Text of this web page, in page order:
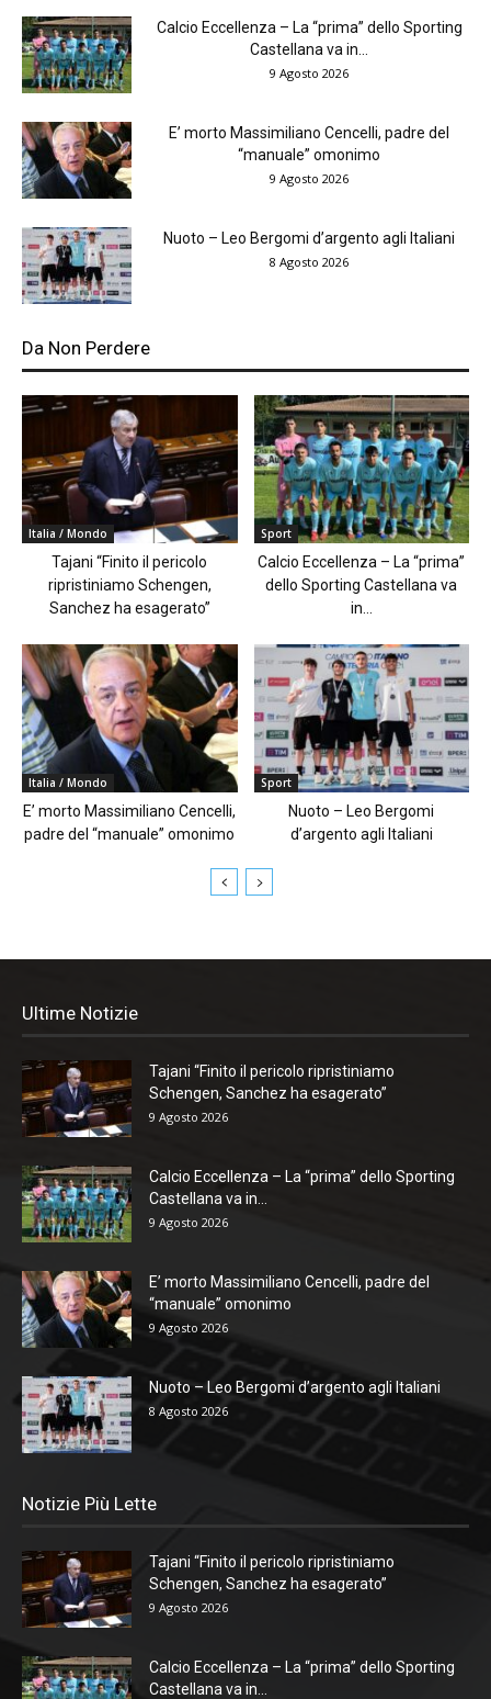
Calcio Eccellenza – La “prima” dello Sporting
Castellana va in...
9 Agosto 2026
E’ morto Massimiliano Cencelli, padre del
“manuale” omonimo
9 Agosto 2026
Nuoto – Leo Bergomi d’argento agli Italiani
8 Agosto 2026
Da Non Perdere
Italia / Mondo
Tajani “Finito il pericolo
ripristiniamo Schengen,
Sanchez ha esagerato”
Sport
Calcio Eccellenza – La “prima”
dello Sporting Castellana va
in...
Italia / Mondo
E’ morto Massimiliano Cencelli,
padre del “manuale” omonimo
Sport
Nuoto – Leo Bergomi
d’argento agli Italiani
Ultime Notizie
Tajani “Finito il pericolo ripristiniamo
Schengen, Sanchez ha esagerato”
9 Agosto 2026
Calcio Eccellenza – La “prima” dello Sporting
Castellana va in...
9 Agosto 2026
E’ morto Massimiliano Cencelli, padre del
“manuale” omonimo
9 Agosto 2026
Nuoto – Leo Bergomi d’argento agli Italiani
8 Agosto 2026
Notizie Più Lette
Tajani “Finito il pericolo ripristiniamo
Schengen, Sanchez ha esagerato”
9 Agosto 2026
Calcio Eccellenza – La “prima” dello Sporting
Castellana va in...